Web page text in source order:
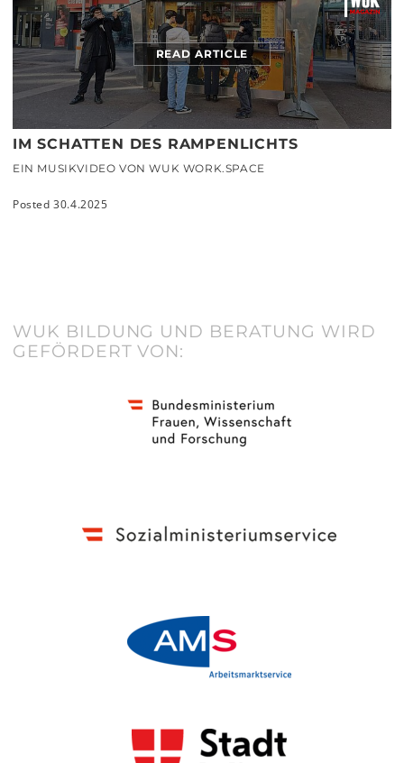
READ ARTICLE
IM SCHATTEN DES RAMPENLICHTS
EIN MUSIKVIDEO VON WUK WORK.SPACE
Posted 30.4.2025
WUK BILDUNG UND BERATUNG WIRD
GEFÖRDERT VON: